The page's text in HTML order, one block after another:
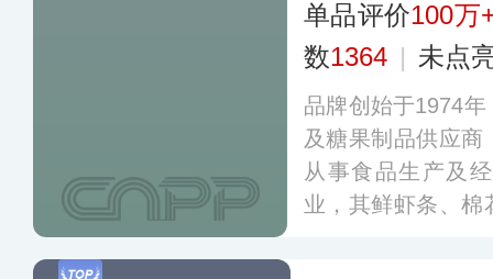
单品评价100万
数1364 | 未点
品牌创始于1974
及糖果制品供应
从事食品生产及
业，其鲜虾条、棉